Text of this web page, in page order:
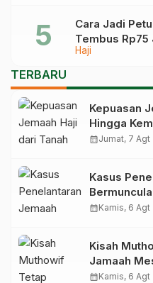
Haji
Cara Jadi
Tembus Rp75
TERBARU
Kepuasan
Hingga
Persen
calendar_monthJumat, 7 Agt
Kasus
Posko
calendar_monthKamis, 6 Agt
Kisah
Jamaah
Korban
calendar_monthKamis, 6 Agt